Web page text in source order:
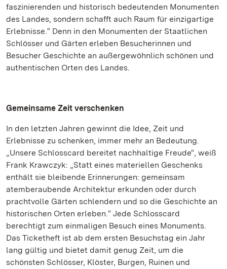
faszinierenden und historisch bedeutenden Monumenten
des Landes, sondern schafft auch Raum für einzigartige
Erlebnisse.“ Denn in den Monumenten der Staatlichen
Schlösser und Gärten erleben Besucherinnen und
Besucher Geschichte an außergewöhnlich schönen und
authentischen Orten des Landes.
Gemeinsame Zeit verschenken
In den letzten Jahren gewinnt die Idee, Zeit und
Erlebnisse zu schenken, immer mehr an Bedeutung.
„Unsere Schlosscard bereitet nachhaltige Freude“, weiß
Frank Krawczyk: „Statt eines materiellen Geschenks
enthält sie bleibende Erinnerungen: gemeinsam
atemberaubende Architektur erkunden oder durch
prachtvolle Gärten schlendern und so die Geschichte an
historischen Orten erleben.“ Jede Schlosscard
berechtigt zum einmaligen Besuch eines Monuments.
Das Ticketheft ist ab dem ersten Besuchstag ein Jahr
lang gültig und bietet damit genug Zeit, um die
schönsten Schlösser, Klöster, Burgen, Ruinen und